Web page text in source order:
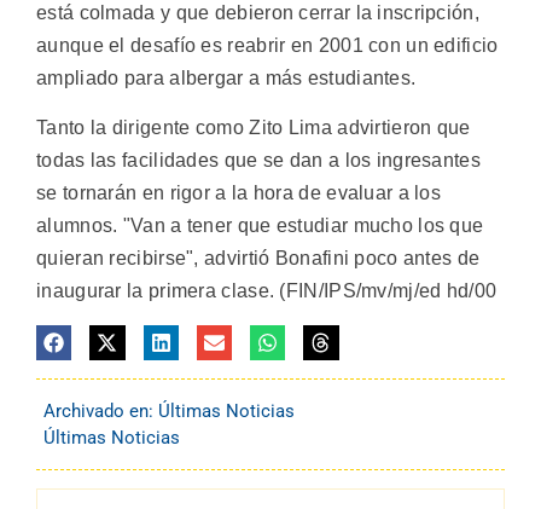
está colmada y que debieron cerrar la inscripción,
aunque el desafío es reabrir en 2001 con un edificio
ampliado para albergar a más estudiantes.
Tanto la dirigente como Zito Lima advirtieron que
todas las facilidades que se dan a los ingresantes
se tornarán en rigor a la hora de evaluar a los
alumnos. "Van a tener que estudiar mucho los que
quieran recibirse", advirtió Bonafini poco antes de
inaugurar la primera clase. (FIN/IPS/mv/mj/ed hd/00
Archivado en: Últimas Noticias
Últimas Noticias